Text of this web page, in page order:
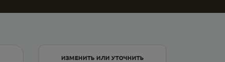
ИЗМЕНИТЬ ИЛИ УТОЧНИТЬ